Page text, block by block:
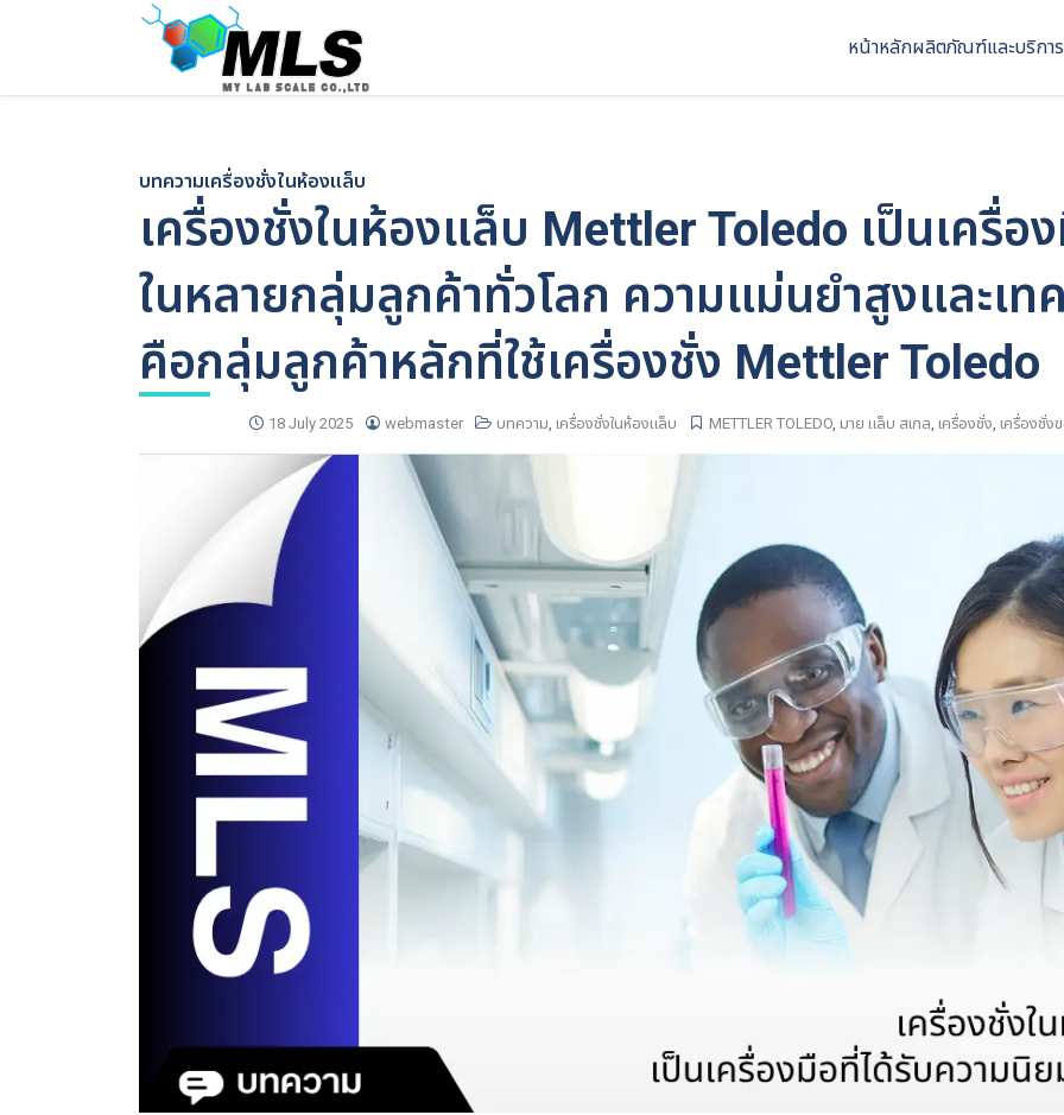
หน้าหลักผลิตภัณฑ์และบริการ
บทความเครื่องชั่งในห้องแล็บ
เครื่องชั่งในห้องแล็บ Mettler Toledo เป็นเครื่อ
ในหลายกลุ่มลูกค้าทั่วโลก ความแม่นยำสูงและเ
คือกลุ่มลูกค้าหลักที่ใช้เครื่องชั่ง Mettler Toledo
18 July 2025 webmaster บทความ, เครื่องชั่งในห้องแล็บ METTLER TOLEDO, มาย แล็บ สเกล, เครื่องชั่ง, เครื่องชั่ง